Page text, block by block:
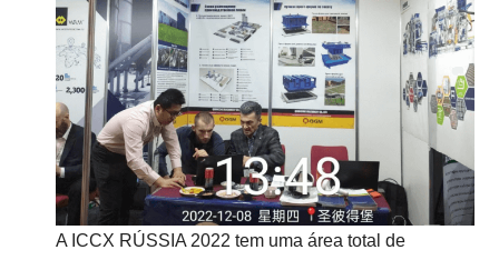
A ICCX RÚSSIA 2022 tem uma área total de